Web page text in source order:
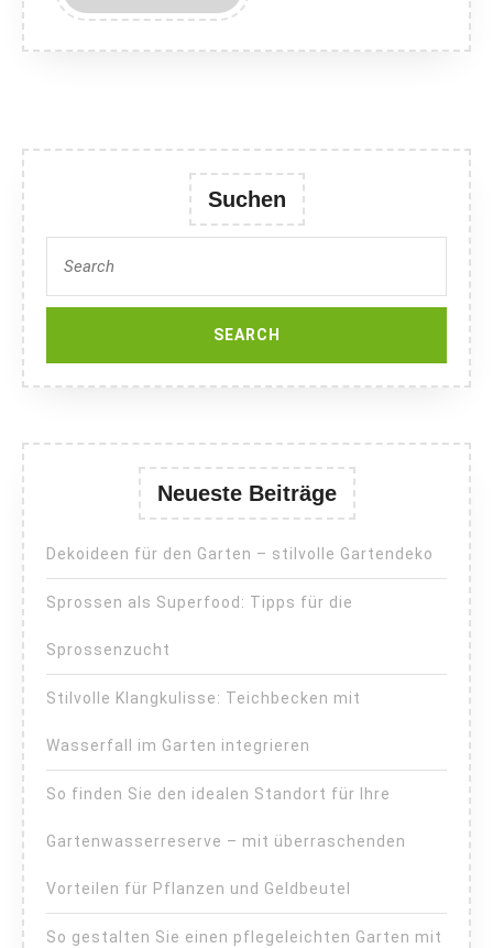
LESEN
Suchen
for:
Neueste Beiträge
Dekoideen für den Garten – stilvolle Gartendeko
Sprossen als Superfood: Tipps für die
Sprossenzucht
Stilvolle Klangkulisse: Teichbecken mit
Wasserfall im Garten integrieren
So finden Sie den idealen Standort für Ihre
Gartenwasserreserve – mit überraschenden
Vorteilen für Pflanzen und Geldbeutel
So gestalten Sie einen pflegeleichten Garten mit